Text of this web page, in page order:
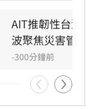
空警報」、手
AIT推韌性台灣
波聚焦災害管理
-300分鐘前